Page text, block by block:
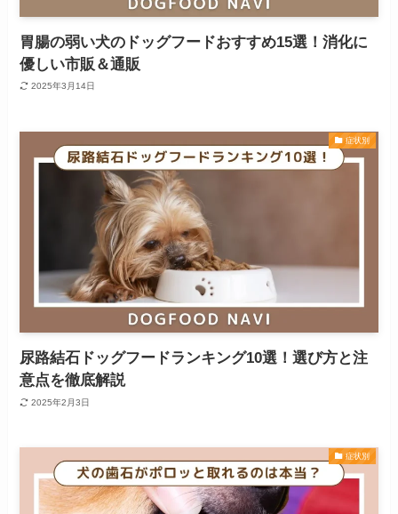
胃腸の弱い犬のドッグフードおすすめ15選！消化に
優しい市販＆通販
2025年3月14日
症状別
尿路結石ドッグフードランキング10選！選び方と注
意点を徹底解説
2025年2月3日
症状別